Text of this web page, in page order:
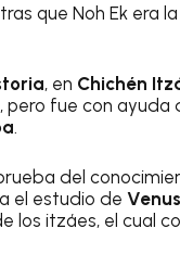
que Noh Ek era
, en Chichén
fue con ayuda
.
del
el estudio de Venus
itzáes, el cual